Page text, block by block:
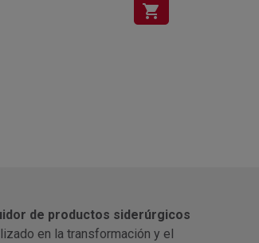
shopping_cart
de productos siderúrgicos
en la transformación y el